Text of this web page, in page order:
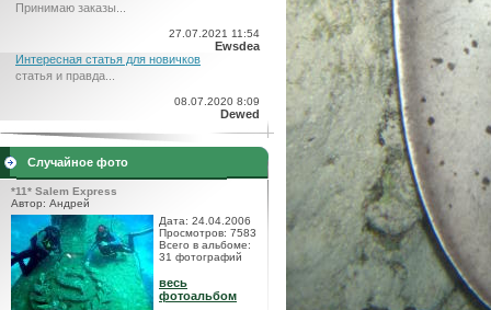
Принимаю заказы...
27.07.2021 11:54
Ewsdea
Интересная статья для новичков
статья и правда...
08.07.2020 8:09
Dewed
Случайное фото
*11* Salem Express
Автор: Андрей
Дата: 24.04.2006
Просмотров: 7583
Всего в альбоме:
31 фотографий
весь
фотоальбом